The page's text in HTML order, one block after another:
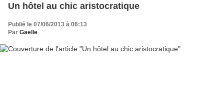
Un hôtel au chic aristocratique
Publié le 07/06/2013 à 06:13
Par Gaëlle